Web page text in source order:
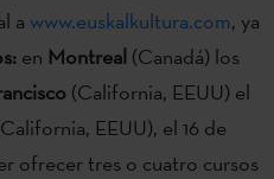
a www.euskalkultura.com, ya
en Montreal (Canadá) los
(California, EEUU) el
California, EEUU), el 16 de
ofrecer tres o cuatro cursos